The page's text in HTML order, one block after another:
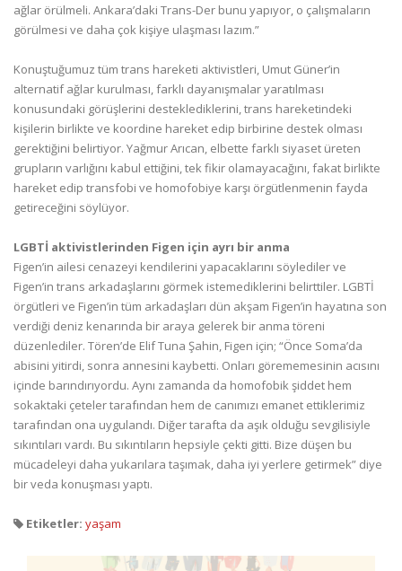
ağlar örülmeli. Ankara’daki Trans-Der bunu yapıyor, o çalışmaların
görülmesi ve daha çok kişiye ulaşması lazım.”
Konuştuğumuz tüm trans hareketi aktivistleri, Umut Güner’in
alternatif ağlar kurulması, farklı dayanışmalar yaratılması
konusundaki görüşlerini desteklediklerini, trans hareketindeki
kişilerin birlikte ve koordine hareket edip birbirine destek olması
gerektiğini belirtiyor. Yağmur Arıcan, elbette farklı siyaset üreten
grupların varlığını kabul ettiğini, tek fikir olamayacağını, fakat birlikte
hareket edip transfobi ve homofobiye karşı örgütlenmenin fayda
getireceğini söylüyor.
LGBTİ aktivistlerinden Figen için ayrı bir anma
Figen’in ailesi cenazeyi kendilerini yapacaklarını söylediler ve
Figen’in trans arkadaşlarını görmek istemediklerini belirttiler. LGBTİ
örgütleri ve Figen’in tüm arkadaşları dün akşam Figen’in hayatına son
verdiği deniz kenarında bir araya gelerek bir anma töreni
düzenlediler. Tören’de Elif Tuna Şahin, Figen için; “Önce Soma’da
abisini yitirdi, sonra annesini kaybetti. Onları görememesinin acısını
içinde barındırıyordu. Aynı zamanda da homofobik şiddet hem
sokaktaki çeteler tarafından hem de canımızı emanet ettiklerimiz
tarafından ona uygulandı. Diğer tarafta da aşık olduğu sevgilisiyle
sıkıntıları vardı. Bu sıkıntıların hepsiyle çekti gitti. Bize düşen bu
mücadeleyi daha yukarılara taşımak, daha iyi yerlere getirmek” diye
bir veda konuşması yaptı.
Etiketler: yaşam